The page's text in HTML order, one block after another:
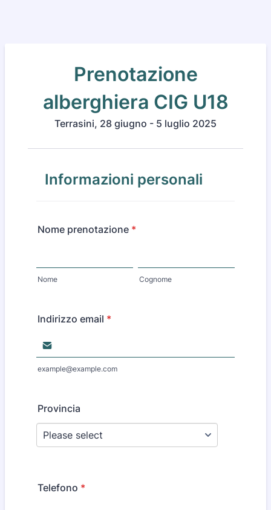
Prenotazione
alberghiera CIG U18
Terrasini, 28 giugno - 5 luglio 2025
Informazioni personali
Nome prenotazione *
Nome Cognome
Indirizzo email *
example@example.com
Provincia
Telefono *